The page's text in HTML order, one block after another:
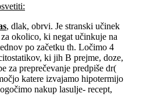
, dlak, obrvi. Je stranski učinek
okolico, ki negat učinkuje na
po začetku th. Ločimo 4
ki jih B prejme, doze,
za preprečevanje predpiše dr(
katere izvajamo hipotermijo
nakup lasulje- recept,